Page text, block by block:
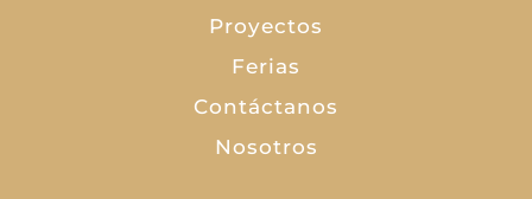
Proyectos
Ferias
Contáctanos
Nosotros